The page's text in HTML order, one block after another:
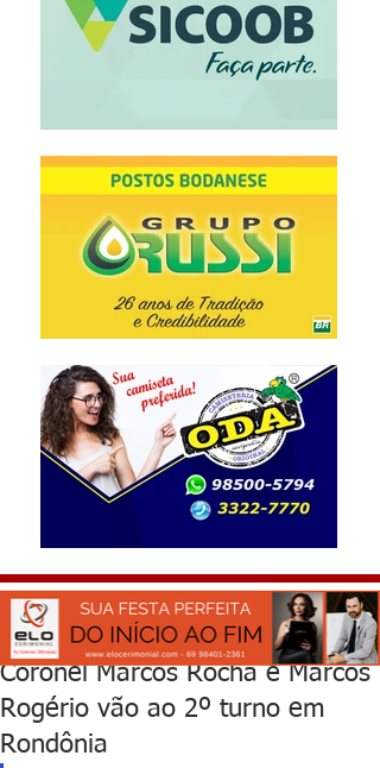
Coronel Marcos Rocha e Marcos
Rogério vão ao 2º turno em
Rondônia